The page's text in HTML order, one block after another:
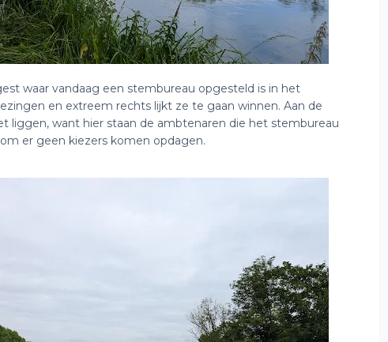
waar vandaag een stembureau opgesteld is in het
en extreem rechts lijkt ze te gaan winnen. Aan de
liggen, want hier staan de ambtenaren die het stembureau
er geen kiezers komen opdagen.